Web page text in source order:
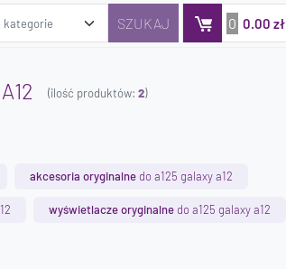
0 0.00 zł
(ilość produktów: 2)
akcesoria oryginalne do a125 galaxy a12
wyświetlacze oryginalne do a125 galaxy a12